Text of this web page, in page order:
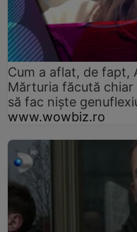
Cum a aflat, de fapt,
Mărturia făcută
să fac niște
www.wowbiz.ro